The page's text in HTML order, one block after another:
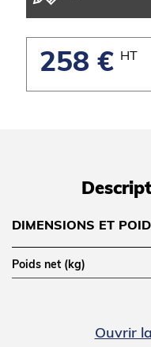
258 € HT
Ouvrir
DIMENSIONS ET
Poids net (kg)